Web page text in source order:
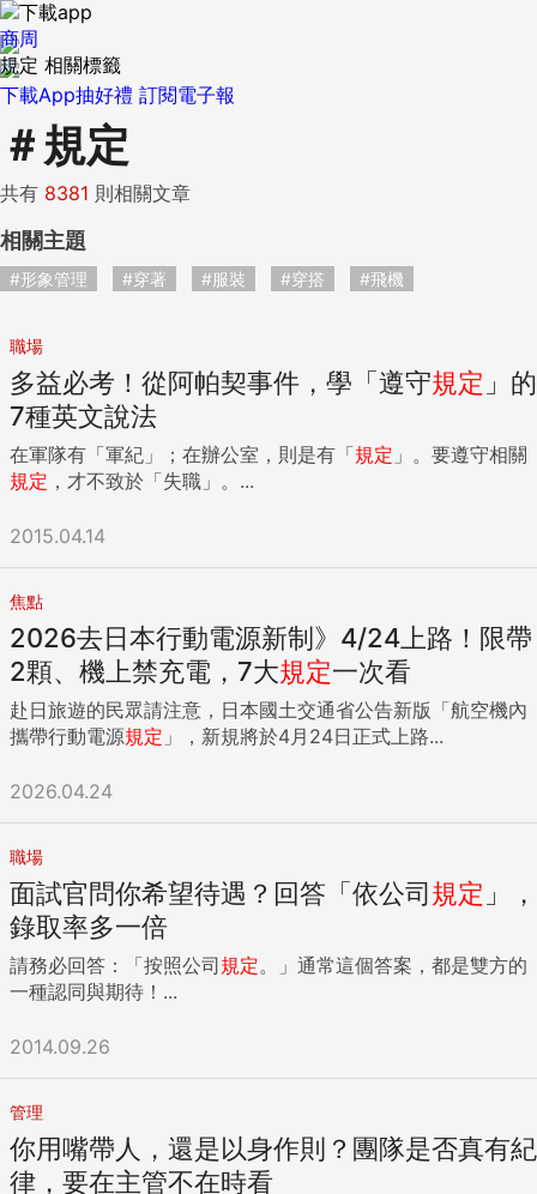
下載App抽好禮 訂閱電子報
商周
規定 相關標籤
＃ 規定
共有 8381 則相關文章
相關主題
#形象管理 #穿著 #服裝 #穿搭 #飛機
職場
多益必考！從阿帕契事件，學「遵守規定 」的
7種英文說法
在軍隊有「軍紀」；在辦公室，則是有「規定 」。要遵守相關
規定 ，才不致於「失職」。...
2015.04.14
焦點
2026去日本行動電源新制》4/24上路！限帶
2顆、機上禁充電，7大規定一次看
赴日旅遊的民眾請注意，日本國土交通省公告新版「航空機內
攜帶行動電源規定 」，新規將於4月24日正式上路...
2026.04.24
職場
面試官問你希望待遇？回答「依公司規定 」，
錄取率多一倍
請務必回答：「按照公司規定。」通常這個答案，都是雙方的
一種認同與期待！...
2014.09.26
管理
你用嘴帶人，還是以身作則？團隊是否真有紀
律，要在主管不在時看